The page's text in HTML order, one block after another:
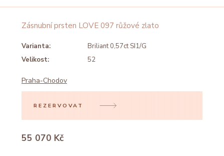
Zásnubní prsten LOVE 097 růžové zlato
Varianta:
Briliant 0,57ct SI1/G
Velikost:
52
Praha-Chodov
REZERVOVAT
55 070 Kč